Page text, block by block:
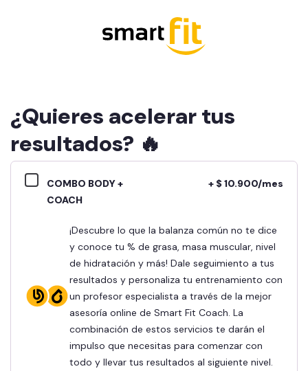
¿Quieres acelerar tus
resultados? 🔥
COMBO BODY +
COACH
+ $ 10.900/mes
¡Descubre lo que la balanza común no te dice
y conoce tu % de grasa, masa muscular, nivel
de hidratación y más! Dale seguimiento a tus
resultados y personaliza tu entrenamiento con
un profesor especialista a través de la mejor
asesoría online de Smart Fit Coach. La
combinación de estos servicios te darán el
impulso que necesitas para comenzar con
todo y llevar tus resultados al siguiente nivel.